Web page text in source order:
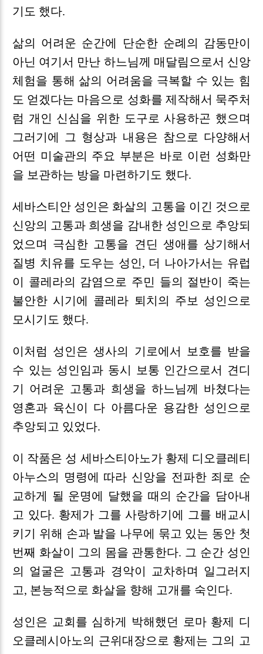
기도 했다.
삶의 어려운 순간에 단순한 순례의 감동만이
아닌 여기서 만난 하느님께 매달림으로서 신앙
체험을 통해 삶의 어려움을 극복할 수 있는 힘
도 얻겠다는 마음으로 성화를 제작해서 묵주처
럼 개인 신심을 위한 도구로 사용하곤 했으며
그러기에 그 형상과 내용은 참으로 다양해서
어떤 미술관의 주요 부분은 바로 이런 성화만
을 보관하는 방을 마련하기도 했다.
세바스티안 성인은 화살의 고통을 이긴 것으로
신앙의 고통과 희생을 감내한 성인으로 추앙되
었으며 극심한 고통을 견딘 생애를 상기해서
질병 치유를 도우는 성인, 더 나아가서는 유럽
이 콜레라의 감염으로 주민 들의 절반이 죽는
불안한 시기에 콜레라 퇴치의 주보 성인으로
모시기도 했다.
이처럼 성인은 생사의 기로에서 보호를 받을
수 있는 성인임과 동시 보통 인간으로서 견디
기 어려운 고통과 희생을 하느님께 바쳤다는
영혼과 육신이 다 아름다운 용감한 성인으로
추앙되고 있었다.
이 작품은 성 세바스티아노가 황제 디오클레티
아누스의 명령에 따라 신앙을 전파한 죄로 순
교하게 될 운명에 달했을 때의 순간을 담아내
고 있다. 황제가 그를 사랑하기에 그를 배교시
키기 위해 손과 발을 나무에 묶고 있는 동안 첫
번째 화살이 그의 몸을 관통한다. 그 순간 성인
의 얼굴은 고통과 경악이 교차하며 일그러지
고, 본능적으로 화살을 향해 고개를 숙인다.
성인은 교회를 심하게 박해했던 로마 황제 디
오클레시아노의 근위대장으로 황제는 그의 고